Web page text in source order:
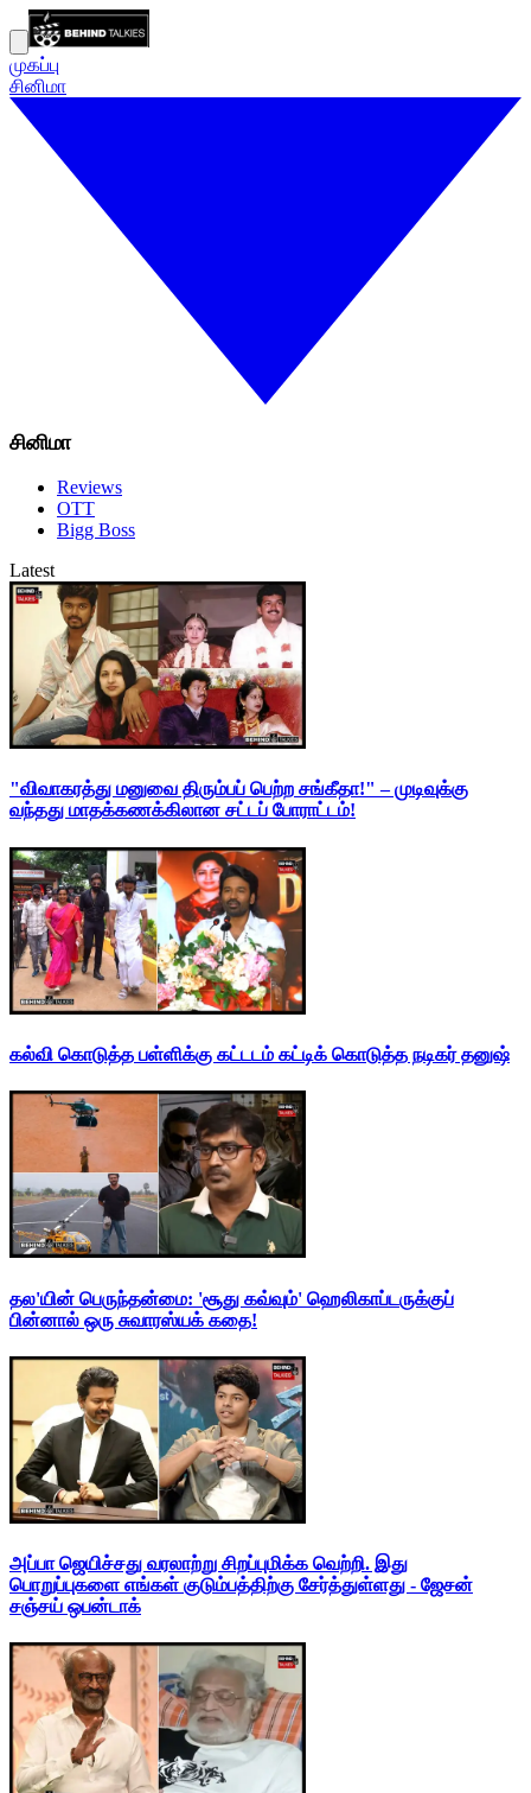
முகப்பு
சினிமா
சினிமா
Reviews
OTT
Bigg Boss
Latest
"விவாகரத்து மனுவை திரும்பப் பெற்ற சங்கீதா!" – முடிவுக்கு
வந்தது மாதக்கணக்கிலான சட்டப் போராட்டம்!
கல்வி கொடுத்த பள்ளிக்கு கட்டடம் கட்டிக் கொடுத்த நடிகர் தனுஷ்
தல'யின் பெருந்தன்மை: 'சூது கவ்வும்' ஹெலிகாப்டருக்குப்
பின்னால் ஒரு சுவாரஸ்யக் கதை!
அப்பா ஜெயிச்சது வரலாற்று சிறப்புமிக்க வெற்றி. இது
பொறுப்புகளை எங்கள் குடும்பத்திற்கு சேர்த்துள்ளது - ஜேசன்
சஞ்சய் ஒபன்டாக்